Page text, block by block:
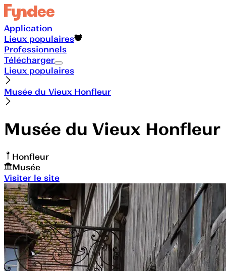
Application
Lieux populaires
Professionnels
Télécharger
Lieux populaires
Musée du Vieux Honfleur
Musée du Vieux Honfleur
Honfleur
Musée
Visiter le site